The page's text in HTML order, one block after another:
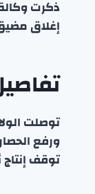
ذكرت
إغلاق
توصلت
ورفع
توقف إنتاج أكثر من 14 مليون